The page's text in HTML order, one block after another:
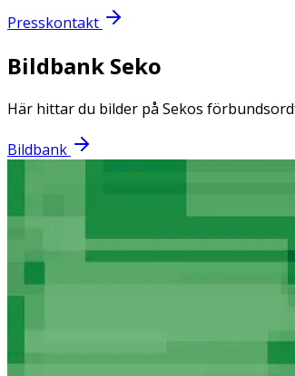
Presskontakt
Bildbank Seko
Här hittar du bilder på Sekos
Bildbank